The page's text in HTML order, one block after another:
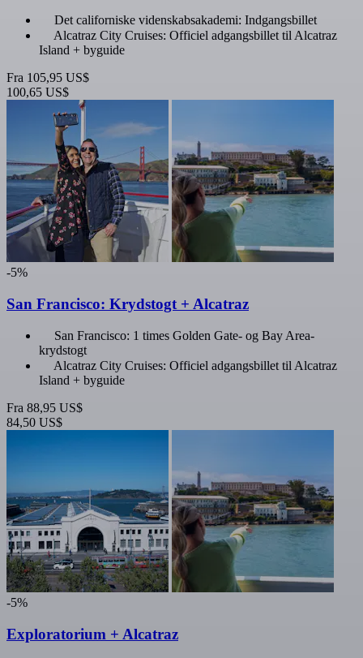
Det californiske videnskabsakademi: Indgangsbillet
Alcatraz City Cruises: Officiel adgangsbillet til Alcatraz
Island + byguide
Fra 105,95 US$
100,65 US$
-5%
San Francisco: Krydstogt + Alcatraz
San Francisco: 1 times Golden Gate- og Bay Area-
krydstogt
Alcatraz City Cruises: Officiel adgangsbillet til Alcatraz
Island + byguide
Fra 88,95 US$
84,50 US$
-5%
Exploratorium + Alcatraz